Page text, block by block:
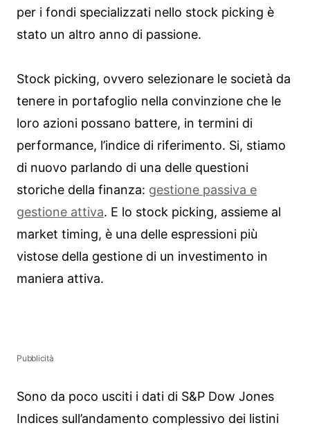
per i fondi specializzati nello stock picking è
stato un altro anno di passione.
Stock picking, ovvero selezionare le società da
tenere in portafoglio nella convinzione che le
loro azioni possano battere, in termini di
performance, l’indice di riferimento. Si, stiamo
di nuovo parlando di una delle questioni
storiche della finanza: gestione passiva e
gestione attiva. E lo stock picking, assieme al
market timing, è una delle espressioni più
vistose della gestione di un investimento in
maniera attiva.
Pubblicità
Sono da poco usciti i dati di S&P Dow Jones
Indices sull’andamento complessivo dei listini